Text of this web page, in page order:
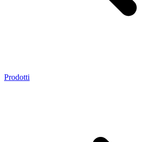
Prodotti